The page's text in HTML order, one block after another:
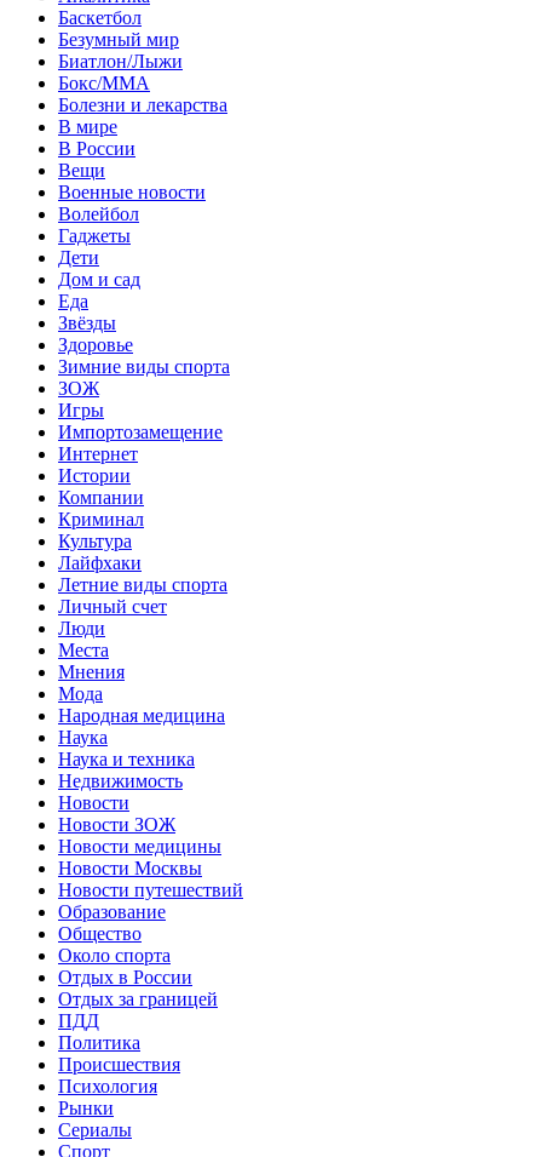
Баскетбол
Безумный мир
Биатлон/Лыжи
Бокс/MMA
Болезни и лекарства
В мире
В России
Вещи
Военные новости
Волейбол
Гаджеты
Дети
Дом и сад
Еда
Звёзды
Здоровье
Зимние виды спорта
ЗОЖ
Игры
Импортозамещение
Интернет
Истории
Компании
Криминал
Культура
Лайфхаки
Летние виды спорта
Личный счет
Люди
Места
Мнения
Мода
Народная медицина
Наука
Наука и техника
Недвижимость
Новости
Новости ЗОЖ
Новости медицины
Новости Москвы
Новости путешествий
Образование
Общество
Около спорта
Отдых в России
Отдых за границей
ПДД
Политика
Происшествия
Психология
Рынки
Сериалы
Спорт